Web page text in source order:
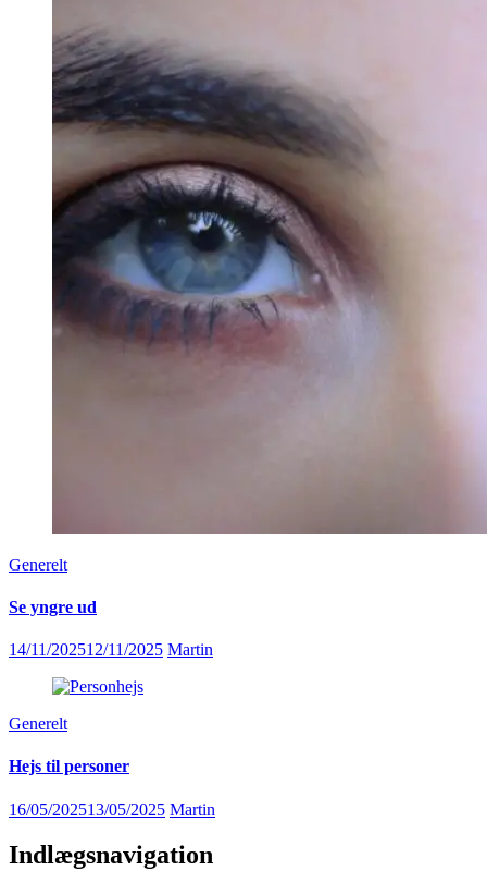
Generelt
Se yngre ud
14/11/202512/11/2025 Martin
Generelt
Hejs til personer
16/05/202513/05/2025 Martin
Indlægsnavigation